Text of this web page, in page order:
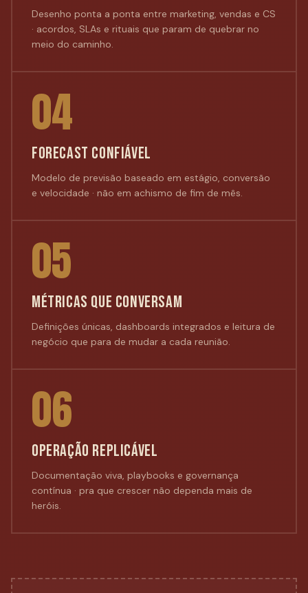
Desenho ponta a ponta entre marketing, vendas e CS
· acordos, SLAs e rituais que param de quebrar no
meio do caminho.
04
FORECAST CONFIÁVEL
Modelo de previsão baseado em estágio, conversão
e velocidade · não em achismo de fim de mês.
05
MÉTRICAS QUE CONVERSAM
Definições únicas, dashboards integrados e leitura de
negócio que para de mudar a cada reunião.
06
OPERAÇÃO REPLICÁVEL
Documentação viva, playbooks e governança
contínua · pra que crescer não dependa mais de
heróis.